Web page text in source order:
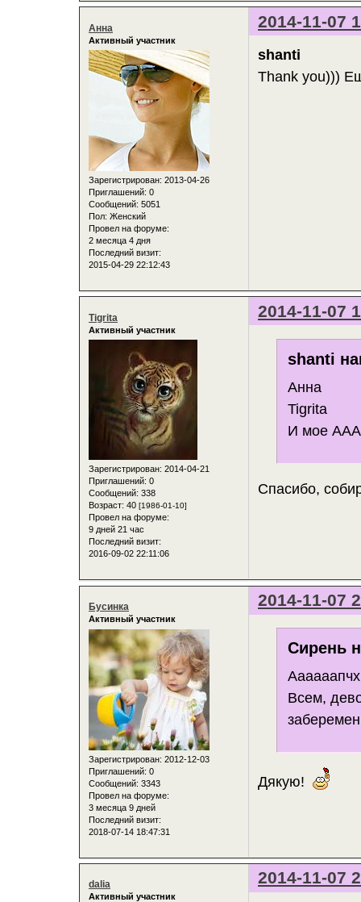
2014-11-07
Анна
Активный участник
Зарегистрирован: 2013-04-26
Приглашений: 0
Сообщений: 5051
Пол: Женский
Провел на форуме:
2 месяца 4 дня
Последний визит:
2015-04-29 22:12:43
shanti
Thank you)))
2014-11-07
Tigrita
Активный участник
Зарегистрирован: 2014-04-21
Приглашений: 0
Сообщений: 338
Возраст: 40 [1986-01-10]
Провел на форуме:
9 дней 21 час
Последний визит:
2016-09-02 22:11:06
shanti
Анна
Tigrita
И мое
Спасибо,
2014-11-07
Бусинка
Активный участник
Зарегистрирован: 2012-12-03
Приглашений: 0
Сообщений: 3343
Провел на форуме:
3 месяца 9 дней
Последний визит:
2018-07-14 18:47:31
Сирень
Всем,
Дякую!
2014-11-07
dalia
Активный участник